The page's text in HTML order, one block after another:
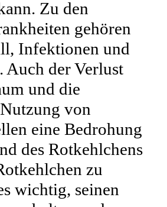
Zu den
gehören
Infektionen und
Auch der Verlust
und die
von
eine Bedrohung
des Rotkehlchens
zu
wichtig, seinen